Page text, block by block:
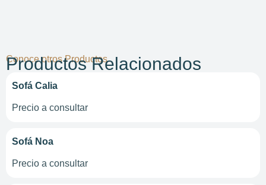
Conoce otros Productos
Productos Relacionados
Sofá Calia
Precio a consultar
Sofá Noa
Precio a consultar